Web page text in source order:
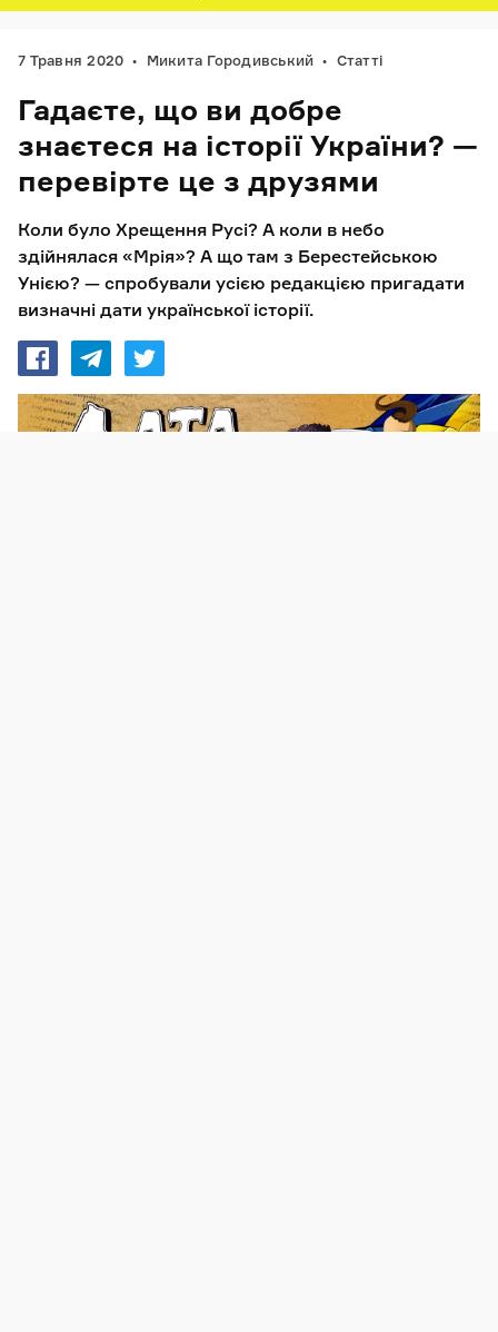
7 Травня 2020 Микита Городивський Статті
Гадаєте, що ви добре
знаєтеся на історії України? —
перевірте це з друзями
Коли було Хрещення Русі? А коли в небо
здійнялася «Мрія»? А що там з Берестейською
Унією? — спробували усією редакцією пригадати
визначні дати української історії.